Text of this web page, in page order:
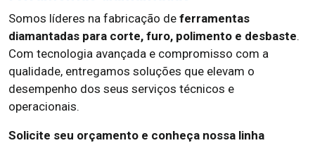
Somos líderes na fabricação de ferramentas
diamantadas para corte, furo, polimento e desbaste.
Com tecnologia avançada e compromisso com a
qualidade, entregamos soluções que elevam o
desempenho dos seus serviços técnicos e
operacionais.
Solicite seu orçamento e conheça nossa linha